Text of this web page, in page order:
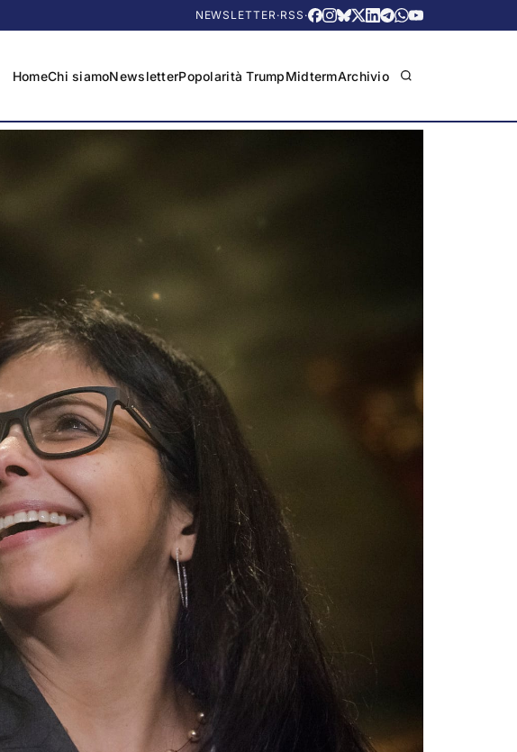
NEWSLETTER·RSS ·
HomeChi siamoNewsletterPopolarità TrumpMidtermArchivio